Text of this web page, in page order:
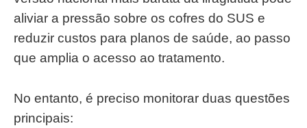
aliviar a pressão sobre os cofres do SUS e
reduzir custos para planos de saúde, ao passo
que amplia o acesso ao tratamento.
No entanto, é preciso monitorar duas questões
principais: